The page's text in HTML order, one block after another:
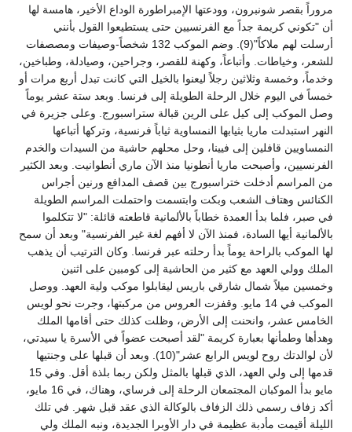
مروراً بقصر شونبرون، وودعتها الإمبراطورة الوداع الأخير، هامسة لها
أن "تكوني كريمة جداً مع الفرنسيين حتى يستطيعوا القول بأنني
أرسلت لهم ملاكاً"(9). وضم الموكب 132 شخصاً-وصيفات ومصصفات
للشعر، وخياطات. وأتباعاً، وكهنة للقصر، وجراحين، وصيادلة، وطباخين،
وخدماً، وخمسة وثلاثين رجلاً ليعنوا بالخيل التي كانت تبدل أربع مرات أو
خمساً في اليوم خلال الرحلة الطويلة إلى فرنسا. وبعد ستة عشر يوماً
وصل الموكب إلى كيل على الرين قبالة ستراسبورج. وعلى جزيرة في
النهر استبدلت ماريا بثيابها النمساوية ثياباً فرنسية، وتركها أتباعها
النمساويين قافلين إلى فيينا، وحل محلهم حاشية من السيدات والخدم
الفرنسيين، وأصبحت ماريا أنطونيا منذ الآن ماري أنطوانيت. وبعد الكثير
من المراسم أدخلت ختراسبورج بين قصف المدافع ورنين أجراس
الكنائس وهتاف الشعب وبكت وابتسمت واحتملت المراسم الطويلة
في صبر، فلما بدأ العمدة خطاباً بالألمانية قاطعته قائلة: "لا تتكلموا
بالألمانية أيها السادة، فمنذ الآن لا أفهم لغة غير الفرنسية" وبعد أن سمح
لها الموكب بالراحة يوماً بدأ رحلته عبر فرنسا. وكان الترتيب أن يذهب
الملك وولي العهد مع كثير من الحاشية إلى كومبين على اثنين
وخمسين ميلاً شمال شارقي باريس ليقابلوا موكب ولية العهد. ووصل
الموكب في 14 مايو. وقفزت العروس من مركبتها، وجرت نحو لويس
الخامس عشر، وانحنت إلى الأرض، وظلت كذلك حتى أقامها الملك
وهدأها وطمأنها بعبارة كريمة "لقد أصبحت عضواً في الأسرة يا سيدتي،
لأن لوالدتك روح لويس الرابع عشر"(10). وبعد أن قبلها على وجنتيها
قدمها إلى ولي العهد، الذي قبلها بالمثل ولكن ربما بلذة أقل. وفي 15
مايو بدأ الموكبان المجتمعان الرحلة إلى فرساي، وهناك، في 16 مايو،
أكد زفاف رسمي ذلك الزفاف بالوكالة الذي عقد قبل شهر. في تلك
الليلة أقيمت مأدبة عظيمة في دار الأوبرا الجديدة، ونبه الملك ولي